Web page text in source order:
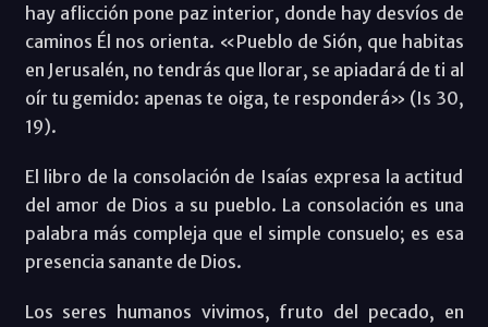
hay aflicción pone paz interior, donde hay desvíos de
caminos Él nos orienta. «Pueblo de Sión, que habitas
en Jerusalén, no tendrás que llorar, se apiadará de ti al
oír tu gemido: apenas te oiga, te responderá» (Is 30,
19).
El libro de la consolación de Isaías expresa la actitud
del amor de Dios a su pueblo. La consolación es una
palabra más compleja que el simple consuelo; es esa
presencia sanante de Dios.
Los seres humanos vivimos, fruto del pecado, en